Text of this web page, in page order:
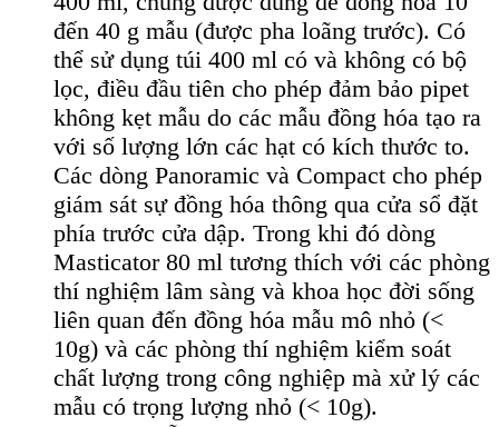
đến 40 g mẫu (được pha loãng trước). Có
thể sử dụng túi 400 ml có và không có bộ
lọc, điều đầu tiên cho phép đảm bảo pipet
không kẹt mẫu do các mẫu đồng hóa tạo ra
với số lượng lớn các hạt có kích thước to.
Các dòng Panoramic và Compact cho phép
giám sát sự đồng hóa thông qua cửa sổ đặt
phía trước cửa dập. Trong khi đó dòng
Masticator 80 ml tương thích với các phòng
thí nghiệm lâm sàng và khoa học đời sống
liên quan đến đồng hóa mẫu mô nhỏ (<
10g) và các phòng thí nghiệm kiểm soát
chất lượng trong công nghiệp mà xử lý các
mẫu có trọng lượng nhỏ (< 10g).